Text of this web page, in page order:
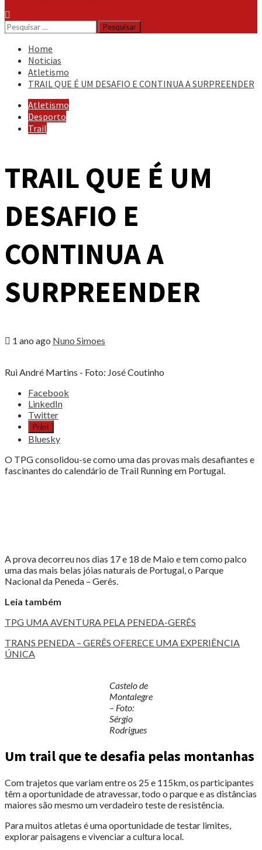
Pesquisar
por:
Home
Noticias
Atletismo
TRAIL QUE É UM DESAFIO E CONTINUA A SURPREENDER
Atletismo
Desporto
Trail
TRAIL QUE É UM
DESAFIO E
CONTINUA A
SURPREENDER
1 ano ago Nuno Simoes
Rui André Martins - Foto: José Coutinho
Share
post
"TRAIL
QUE
UM
DESAFIO
Facebook
LinkedIn
Twitter
Print
Bluesky
O TPG consolidou-se como uma das provas mais desafiantes e
fascinantes do calendário de Trail Running em Portugal.
A prova decorreu nos dias 17 e 18 de Maio e tem como palco
uma das mais belas jóias naturais de Portugal, o Parque
Nacional da Peneda – Gerês.
Leia também
TPG UMA AVENTURA PELA PENEDA-GERÊS
TRANS PENEDA – GERÊS OFERECE UMA EXPERIÊNCIA
ÚNICA
Castelo de
Montalegre
– Foto:
Sérgio
Rodrigues
Um trail que te desafia pelas montanhas
Com trajetos que variam entre os 25 e 115km, os participantes
têm a oportunidade de atravessar, todo o parque e as distâncias
maiores são mesmo um verdadeiro teste de resistência.
Para muitos atletas é uma oportunidade de testar limites,
explorar paisagens e vivenciar a cultura local.